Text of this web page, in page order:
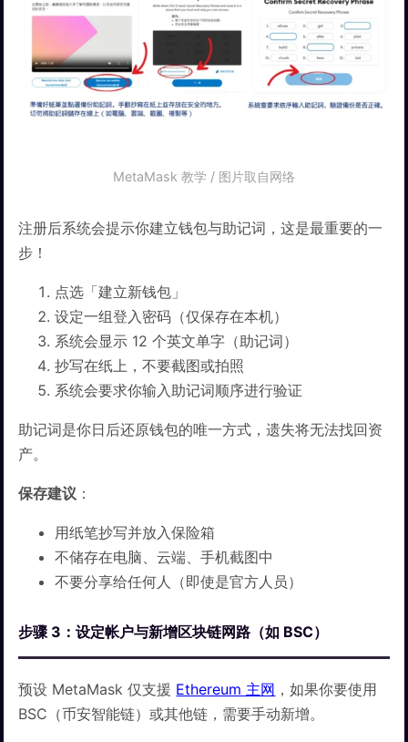
MetaMask 教学 / 图片取自网络
注册后系统会提示你建立钱包与助记词，这是最重要的一
步！
点选「建立新钱包」
设定一组登入密码（仅保存在本机）
系统会显示 12 个英文单字（助记词）
抄写在纸上，不要截图或拍照
系统会要求你输入助记词顺序进行验证
助记词是你日后还原钱包的唯一方式，遗失将无法找回资
产。
保存建议 ：
用纸笔抄写并放入保险箱
不储存在电脑、云端、手机截图中
不要分享给任何人（即使是官方人员）
步骤 3：设定帐户与新增区块链网路（如 BSC）
预设 MetaMask 仅支援 Ethereum 主网 ，如果你要使用
BSC（币安智能链）或其他链，需要手动新增。